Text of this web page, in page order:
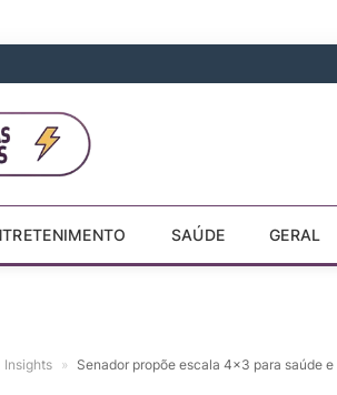
SAÚDE GERAL
Insights » Senador propõe escala 4×3 para saúde e